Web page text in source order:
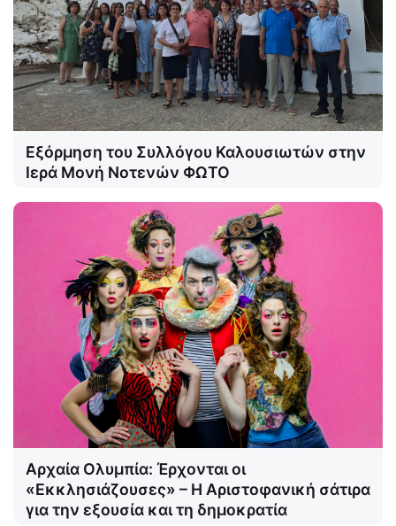
Εξόρμηση του Συλλόγου Καλουσιωτών στην
Ιερά Μονή Νοτενών ΦΩΤΟ
Αρχαία Ολυμπία: Έρχονται οι
«Εκκλησιάζουσες» – Η Αριστοφανική σάτιρα
για την εξουσία και τη δημοκρατία